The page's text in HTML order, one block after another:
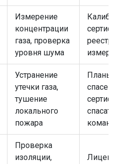
Измерение
концентрации
газа, проверка
уровня шума
Устранение
утечки газа,
тушение
локального
пожара
Планы
команд
Проверка
изоляции,